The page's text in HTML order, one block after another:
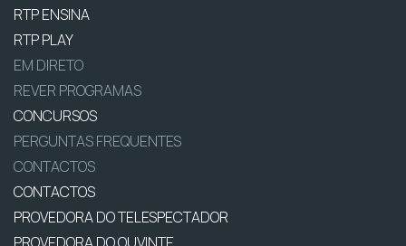
RTP ENSINA
RTP PLAY
EM DIRETO
REVER PROGRAMAS
CONCURSOS
PERGUNTAS FREQUENTES
CONTACTOS
CONTACTOS
PROVEDORA DO TELESPECTADOR